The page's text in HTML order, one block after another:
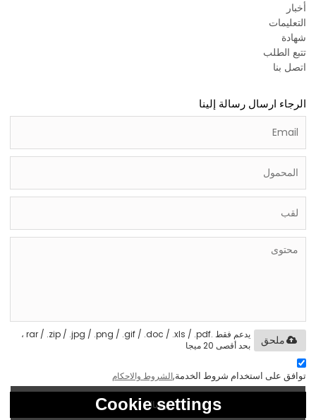
أخبار
التعليمات
شهادة
تتبع الطلب
اتصل بنا
الرجاء ارسال رسالة إلينا
يدعم فقط .rar / .zip / .jpg / .png / .gif / .doc / .xls / .pdf ،
بحد أقصى 20 ميجا
ملحق
توافق على استخدام شروط الخدمة,الشروط والاحكام
إرسال
Cookie settings